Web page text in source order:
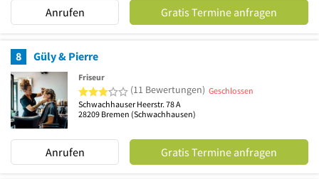
Anrufen Gratis Termine anfragen
8 Güly & Pierre
Friseur
3 von 5 Sternen
(11 Bewertungen) Geschlossen
Schwachhauser Heerstr. 78 A
28209 Bremen (Schwachhausen)
Anrufen Gratis Termine anfragen